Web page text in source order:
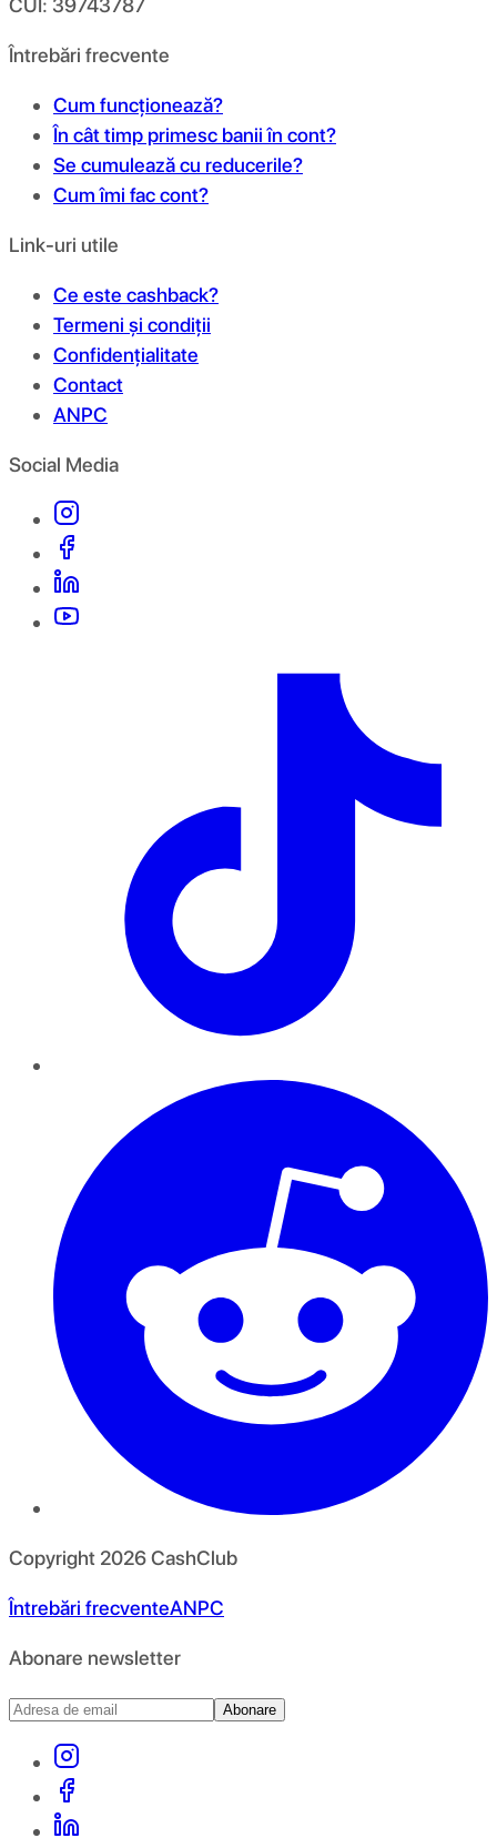
CUI: 39743787
Întrebări frecvente
Cum funcționează?
În cât timp primesc banii în cont?
Se cumulează cu reducerile?
Cum îmi fac cont?
Link-uri utile
Ce este cashback?
Termeni și condiții
Confidențialitate
Contact
ANPC
Social Media
Copyright 2026CashClub
Întrebări frecventeANPC
Abonare newsletter
Abonare